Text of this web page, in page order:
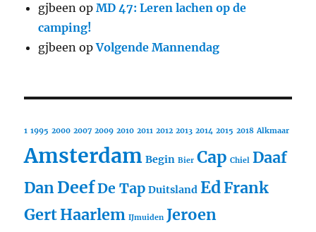
gjbeen opMD 47: Leren lachen op de
camping!
gjbeen opVolgende Mannendag
1 1995 2000 2007 2009 2010 2011 2012 2013 2014 2015 2018 Alkmaar
Amsterdam Begin Bier Cap Chiel Daaf
DanDeefDe Tap Duitsland EdFrank
GertHaarlem IJmuiden Jeroen